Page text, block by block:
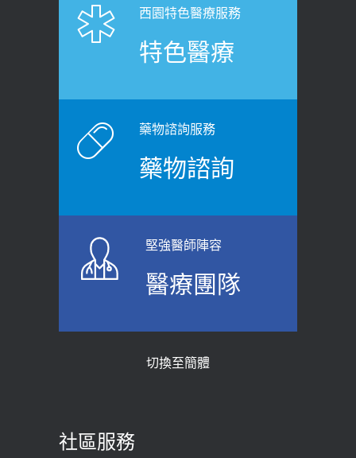
健康肛門痛都是痔瘡?醫談瘍瘍瘻管與肛
裂差異 逾50歲民眾可做1事
原則避免血糖血壓飆高
2026-06-08
上班常待在冷氣房？小心泌尿道感染
醫示警：1病症嚴重恐喪命
2026-05-21
「落枕」不要大力按脖子！ 1招「伸
展運動」預防落枕
老後睡不好、夜間易跌倒
2021-03-05
骨科魏志定主任接受專訪 【年代電視
質密度檢查！醫：注意5重點可逆轉
膝蓋退化有9大部位 骨科醫坦言：不
西園特色醫療服務
特色醫療
藥物諮詢服務
藥物諮詢
堅強醫師陣容
醫療團隊
切換至簡體
社區服務